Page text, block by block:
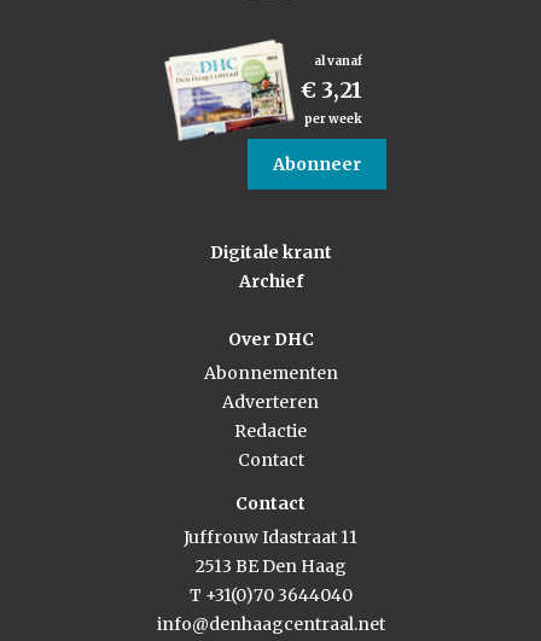
al vanaf
€ 3,21
per week
Abonneer
Digitale krant
Archief
Over DHC
Abonnementen
Adverteren
Redactie
Contact
Contact
Juffrouw Idastraat 11
2513 BE Den Haag
T +31(0)70 3644040
info@denhaagcentraal.net